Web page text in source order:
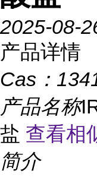
2025-08-
产品详情
Cas：
产品名称
盐 查看相
简介